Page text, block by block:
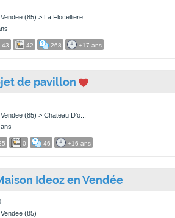
(85) > La Flocelliere
43 42 268 +17 ans
de pavillon
(85) > Chateau D'o...
ans
0 46 +16 ans
Ideoz en Vendée
(85)